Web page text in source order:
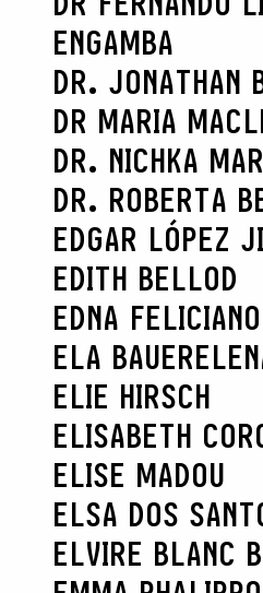
ENGAMBA
DR. JONATHAN
DR MARIA
DR. NICHKA
DR. ROBERTA
EDGAR LÓPEZ
EDITH BELLOD
EDNA
ELA BAUER
ELIE HIRSCH
ELISABETH
ELISE MADOU
ELSA DOS
ELVIRE BLANC